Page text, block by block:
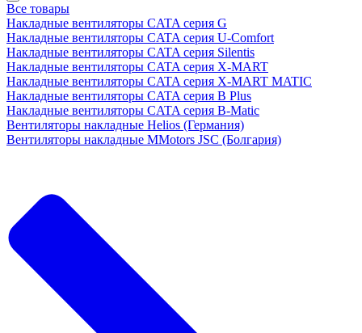
Все товары
Накладные вентиляторы CATA серия G
Накладные вентиляторы CATA серия U-Comfort
Накладные вентиляторы CATA серия Silentis
Накладные вентиляторы CATA серия X-MART
Накладные вентиляторы CATA серия X-MART MATIC
Накладные вентиляторы CATA серия B Plus
Накладные вентиляторы CATA серия B-Matic
Вентиляторы накладные Helios (Германия)
Вентиляторы накладные MMotors JSC (Болгария)